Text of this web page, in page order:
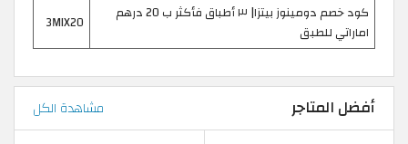
كود خصم دومينوز بيتزا| ٣ أطباق فأكثر ب 20 درهم
اماراتي للطبق
3MIX20
أفضل المتاجر مشاهدة الكل